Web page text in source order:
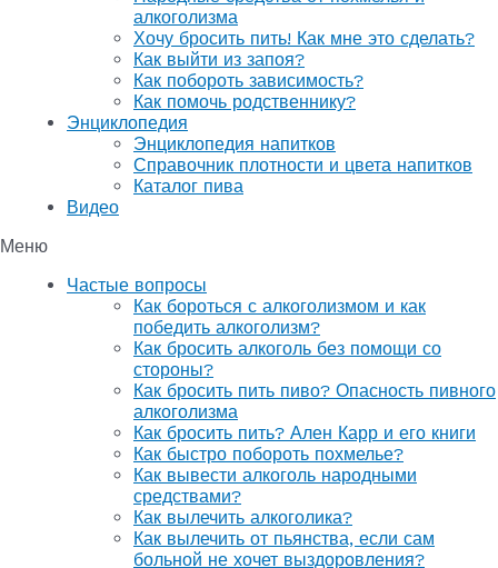
алкоголизма
Хочу бросить пить! Как мне это сделать?
Как выйти из запоя?
Как побороть зависимость?
Как помочь родственнику?
Энциклопедия
Энциклопедия напитков
Справочник плотности и цвета напитков
Каталог пива
Видео
Меню
Частые вопросы
Как бороться с алкоголизмом и как
победить алкоголизм?
Как бросить алкоголь без помощи со
стороны?
Как бросить пить пиво? Опасность пивного
алкоголизма
Как бросить пить? Ален Карр и его книги
Как быстро побороть похмелье?
Как вывести алкоголь народными
средствами?
Как вылечить алкоголика?
Как вылечить от пьянства, если сам
больной не хочет выздоровления?